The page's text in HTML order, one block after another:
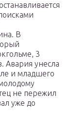
В
3
Авария унесла
и младшего
не пережил
уже до